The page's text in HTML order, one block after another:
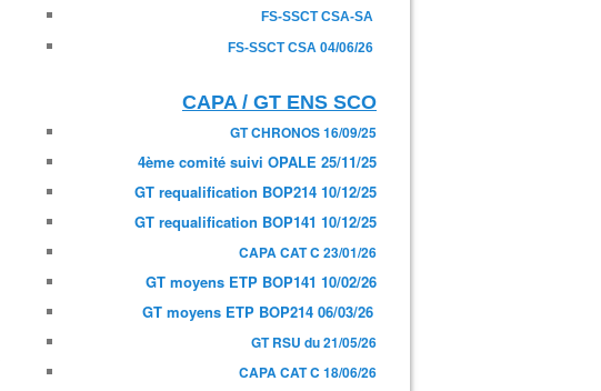
FS-SSCT CSA-SA
FS-SSCT CSA 04/06/26
CAPA / GT ENS SCO
GT CHRONOS 16/09/25
4ème comité suivi OPALE 25/11/25
GT requalification BOP214 10/12/25
GT requalification BOP141 10/12/25
CAPA CAT C 23/01/26
GT moyens ETP BOP141 10/02/26
GT moyens ETP BOP214 06/03/26
GT RSU du 21/05/26
CAPA CAT C 18/06/26